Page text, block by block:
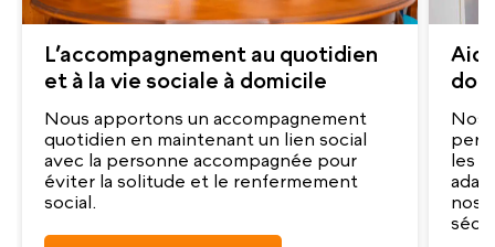
L’accompagnement au quotidien
et à la vie sociale à domicile
Nous apportons un accompagnement
quotidien en maintenant un lien social
avec la personne accompagnée pour
éviter la solitude et le renfermement
social.
Nos
les
nos